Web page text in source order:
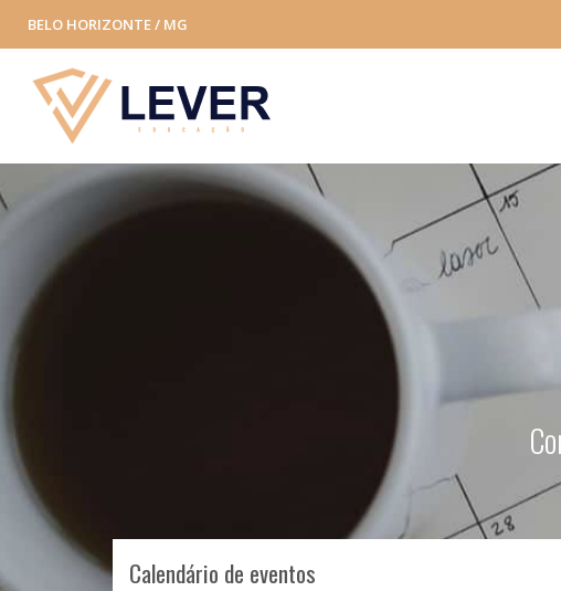
BELO HORIZONTE / MG
Calendário de eventos